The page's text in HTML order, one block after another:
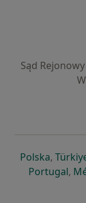
Sąd
Polskaotwiera
,
Portugal,